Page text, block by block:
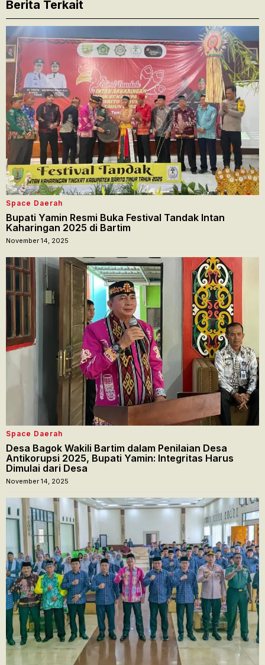
Berita Terkait
Space Daerah
Bupati Yamin Resmi Buka Festival Tandak Intan
Kaharingan 2025 di Bartim
November 14, 2025
Space Daerah
Desa Bagok Wakili Bartim dalam Penilaian Desa
Antikorupsi 2025, Bupati Yamin: Integritas Harus
Dimulai dari Desa
November 14, 2025